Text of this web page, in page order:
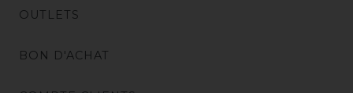
OUTLETS
BON D'ACHAT